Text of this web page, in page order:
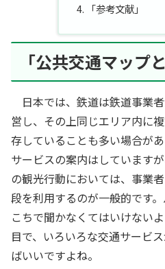
「参考文献」
「公共交通マップ
日本では、鉄道は鉄道事業
営し、その上同じエリア内に
存していることも多い場合が
サービスの案内はしています
の観光行動においては、事業
段を利用するのが一般的です
こちで聞かなくてはいけない
目で、いろいろな交通サービ
ばいいですよね。